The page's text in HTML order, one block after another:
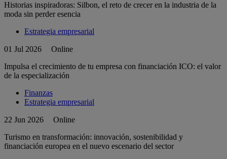
Historias inspiradoras: Silbon, el reto de crecer en la industria de la
moda sin perder esencia
Estrategia empresarial
01 Jul 2026
Online
Impulsa el crecimiento de tu empresa con financiación ICO: el valor
de la especialización
Finanzas
Estrategia empresarial
22 Jun 2026
Online
Turismo en transformación: innovación, sostenibilidad y
financiación europea en el nuevo escenario del sector